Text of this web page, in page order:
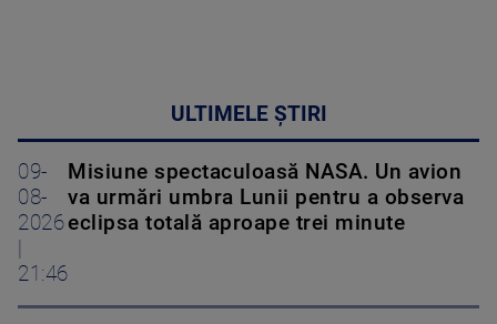
ULTIMELE ȘTIRI
09-
08-
2026
21:46
Misiune spectaculoasă NASA. Un avion
va urmări umbra Lunii pentru a observa
eclipsa totală aproape trei minute